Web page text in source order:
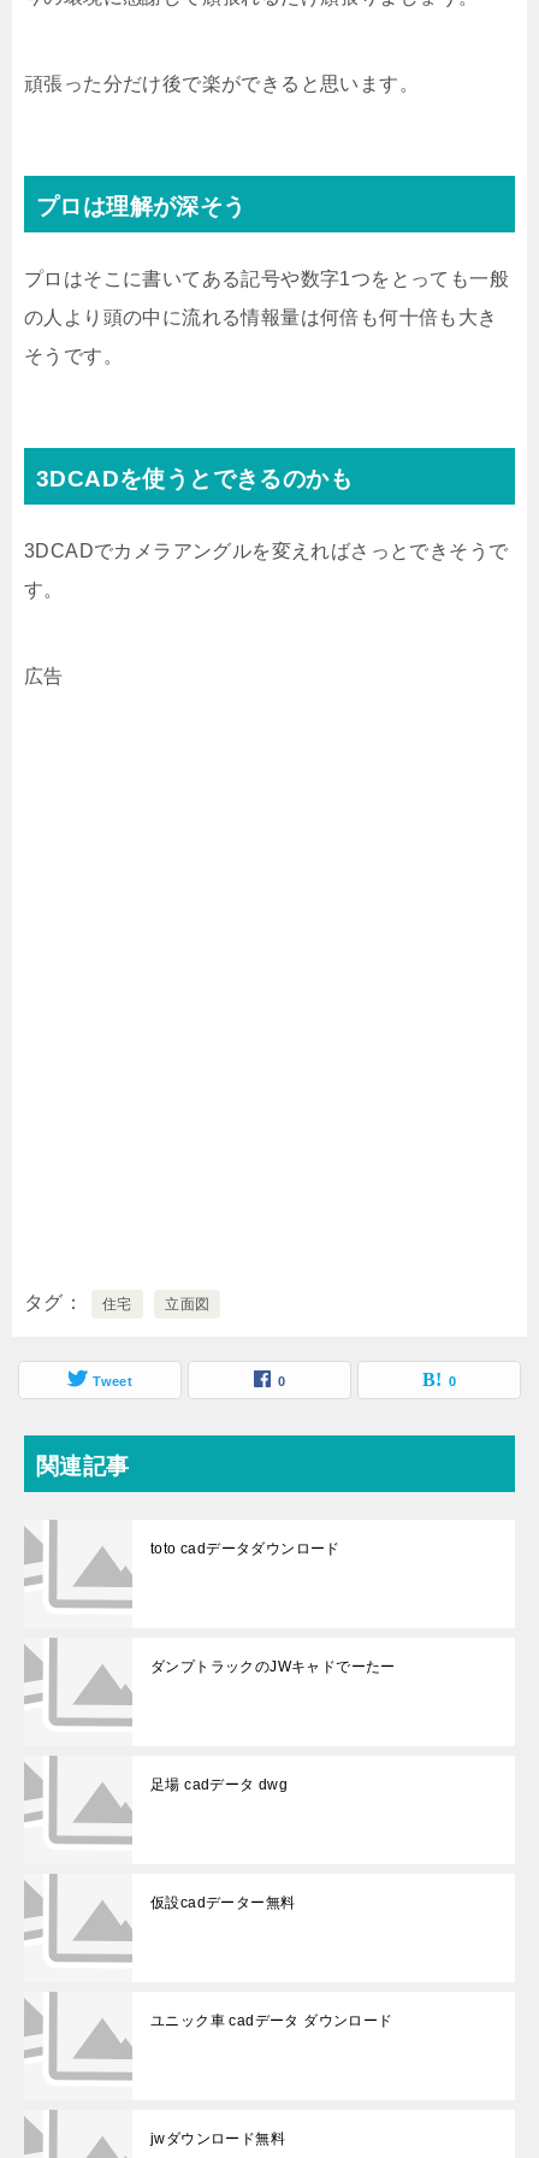
頑張った分だけ後で楽ができると思います。
プロは理解が深そう
プロはそこに書いてある記号や数字1つをとっても一般
の人より頭の中に流れる情報量は何倍も何十倍も大き
そうです。
3DCADを使うとできるのかも
3DCADでカメラアングルを変えればさっとできそうで
す。
広告
タグ 住宅 立面図
Tweet 0 0
関連記事
toto cadデータダウンロード
ダンプトラックのJWキャドでーたー
足場 cadデータ dwg
仮設cadデーター無料
ユニック車 cadデータ ダウンロード
jwダウンロード無料